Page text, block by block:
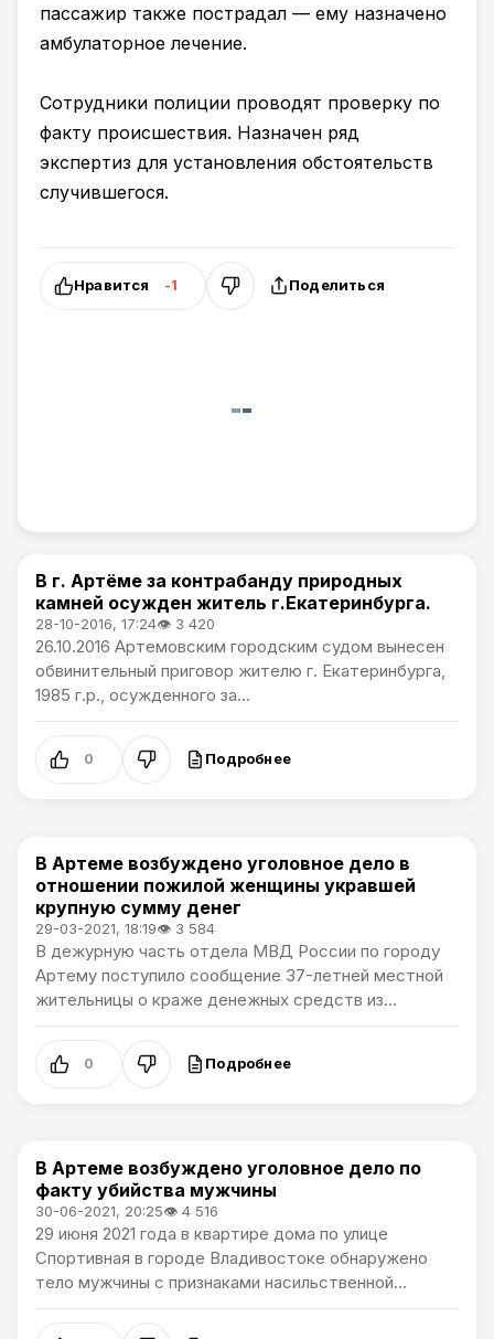
пассажир также пострадал — ему назначено
амбулаторное лечение.
Сотрудники полиции проводят проверку по
факту происшествия. Назначен ряд
экспертиз для установления обстоятельств
случившегося.
Нравится -1 Поделиться
Происшествия
В г. Артёме за контрабанду природных
камней осужден житель г.Екатеринбурга.
28-10-2016, 17:24👁 3 420
26.10.2016 Артемовским городским судом вынесен
обвинительный приговор жителю г. Екатеринбурга,
1985 г.р., осужденного за...
0 Подробнее
Происшествия
В Артеме возбуждено уголовное дело в
отношении пожилой женщины укравшей
крупную сумму денег
29-03-2021, 18:19👁 3 584
В дежурную часть отдела МВД России по городу
Артему поступило сообщение 37-летней местной
жительницы о краже денежных средств из...
0 Подробнее
Происшествия
В Артеме возбуждено уголовное дело по
факту убийства мужчины
30-06-2021, 20:25👁 4 516
29 июня 2021 года в квартире дома по улице
Спортивная в городе Владивостоке обнаружено
тело мужчины с признаками насильственной...